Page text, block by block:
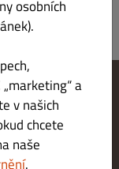
osobních
a
v našich
chcete
naše
.